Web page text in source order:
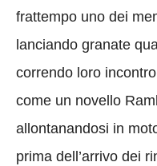
frattempo uno dei
lanciando granate
correndo loro
come un novello
allontanandosi in
prima dell’arrivo dei